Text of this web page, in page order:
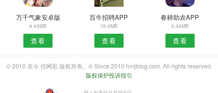
万千气象安卓版
8.45MB
查看
百牛招聘APP
76.6MB
查看
春耕助农APP
5.96MB
查看
© 2010 至今 信网彩 版权所有。© Since 2010 hmjblog.com. All rights reserved.
版权保护投诉指引